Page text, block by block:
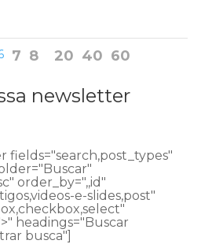
7 8 20 40 60
newsletter
fields="search,post_types"
order_by=",,id"
e-slides,post"
headings="Buscar
busca"]